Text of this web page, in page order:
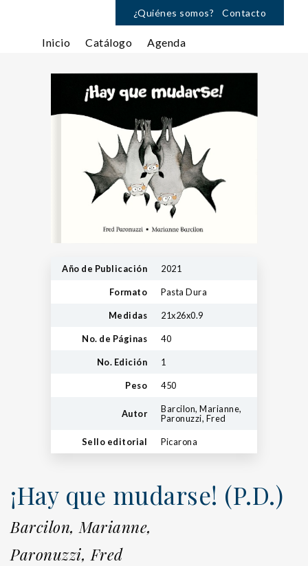
¿Quiénes somos? Contacto
Inicio Catálogo Agenda
Año de Publicación 2021
Formato Pasta Dura
Medidas 21x26x0.9
No. de Páginas 40
No. Edición 1
Peso 450
Autor
Barcilon, Marianne,
Paronuzzi, Fred
Sello editorial Picarona
¡Hay que mudarse! (P.D.)
Barcilon, Marianne,
Paronuzzi, Fred